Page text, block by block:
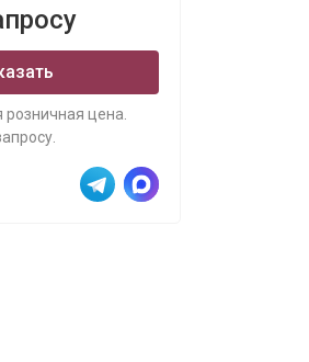
цена.